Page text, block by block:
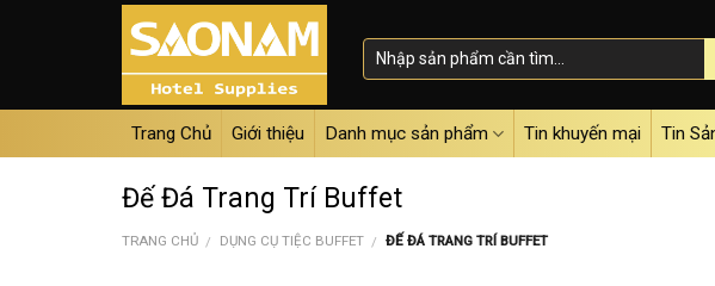
Trang Chủ Giới thiệu Danh mục sản phẩm Tin khuyến mại Tin
Đế Đá Trang Trí Buffet
TRANG CHỦ / DỤNG CỤ TIỆC BUFFET / ĐẾ ĐÁ TRANG TRÍ BUFFET